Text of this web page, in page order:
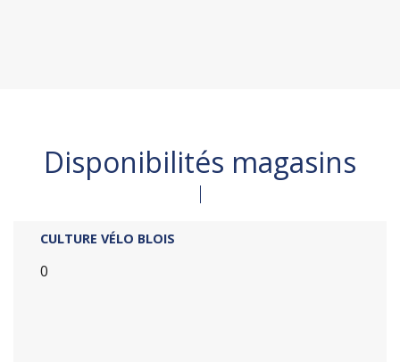
Disponibilités magasins
CULTURE VÉLO BLOIS
0